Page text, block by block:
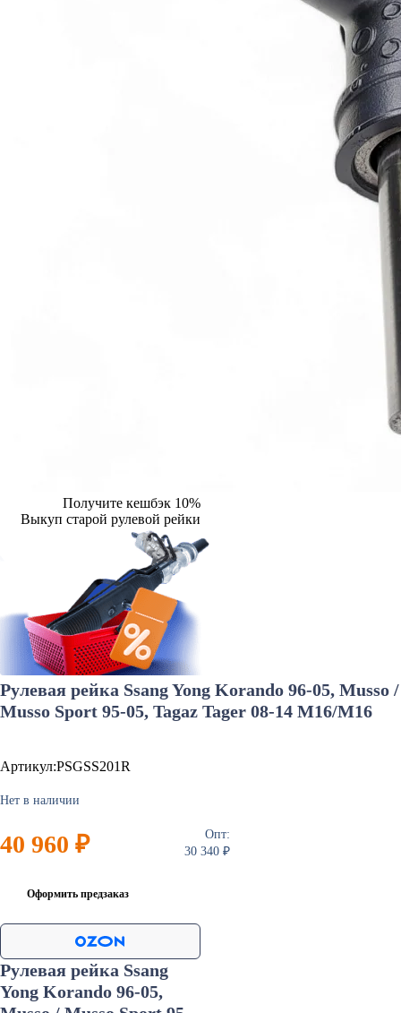
Получите кешбэк 10%
Выкуп старой рулевой рейки
Рулевая рейка Ssang Yong Korando 96-05, Musso /
Musso Sport 95-05, Tagaz Tager 08-14 M16/M16
Артикул:PSGSS201R
Нет в наличии
40 960 ₽
Опт:
30 340 ₽
Оформить предзаказ
Рулевая рейка Ssang
Yong Korando 96-05,